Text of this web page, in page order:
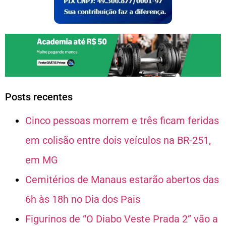
Posts recentes
Cinco pessoas morrem e três ficam feridas
em colisão entre dois veículos na BR-251,
em MG
Cemitérios de Manaus estarão abertos das
6h às 18h no Dia dos Pais
Figurinos de “O Diabo Veste Prada 2” vão a